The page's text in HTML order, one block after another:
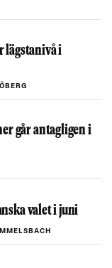
lägstanivå i
går antagligen i
valet i juni